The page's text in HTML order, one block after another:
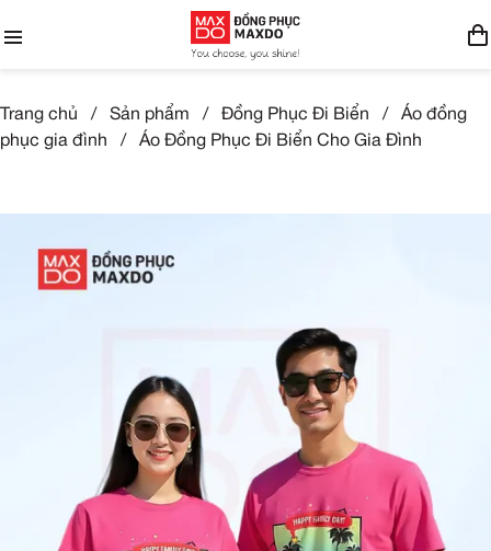
Trang chủ / Sản phẩm / Đồng Phục Đi Biển /
Áo đồng
phục gia đình
/ Áo Đồng Phục Đi Biển Cho Gia Đình